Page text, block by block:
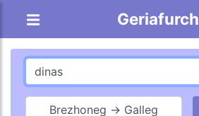
Geriafurch
Brezhoneg → Galleg